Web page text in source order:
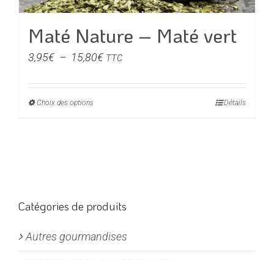
page
du
produit
Maté Nature – Maté vert
3,95€ – 15,80€Plage
prix :
TTC
Choix des optionsCe
options
être
choisies
Détails
Catégories de produits
Autres gourmandises